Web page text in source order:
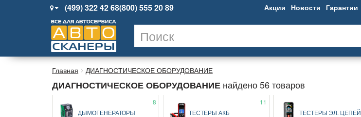
(499) 322 42 68(800) 555 20 89 Акции Новости Гарантии
Главная ДИАГНОСТИЧЕСКОЕ ОБОРУДОВАНИЕ
ДИАГНОСТИЧЕСКОЕ ОБОРУДОВАНИЕ найдено 56 товаров
ДЫМОГЕНЕРАТОРЫ
8
ТЕСТЕРЫ АКБ
11
ТЕСТЕРЫ ЭЛ. ЦЕПЕЙ